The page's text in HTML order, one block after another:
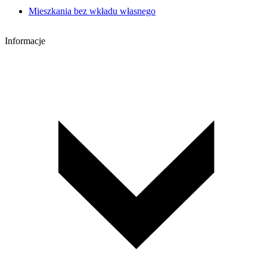
Mieszkania bez wkładu własnego
Informacje